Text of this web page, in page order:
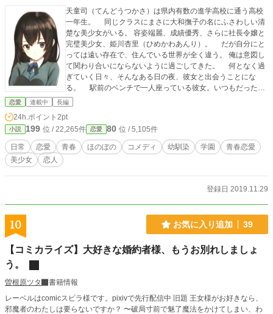
天童司（てんどうつかさ）は県内有数の進学高校に通う高校
一年生。 同じクラスにまさに大和撫子の名にふさわしい清
楚な美少女がいる。 容姿端麗、成績優秀、さらに社長令嬢と
完璧美少女、姫川杏里（ひめかわあんり）。 だが自分にと
っては遠い存在で、住んでいる世界が全く違う。 俺は意図し
て関わり合いにならないように過ごしてきた。 何となく過
ぎていく日々、そんなある日の夜、彼女と出会うことにな
る。 駅前のベンチで一人座っている彼女。いつもだったら
声もかけず通り過ぎるだろう。 しかし、その時は声をかけ
を横に置き、遠くを見つめている。 夜も遅く、普通だったら
とっくに帰宅している時間だ。 「お前こんな時間に何してる
んだ？ 早く帰れよ」 俺に目を向け、唇をかみしめながら
彼女は答える。 「天童さん？ あなたには関係の無い事よ」
触れ、徐々に主人公に惹かれていくヒロイン。 一つ屋根の
そしていつの日か二人は……。 二人の想いが通じるまでが
恋物語ではない。 想いが通じ合い、二人で歩み始めてからも
yright（C）2017-紅狐
恋愛 連載中 長編
24h.ポイント 2pt
小説 199 位 / 22,265件 恋愛 80 位 / 5,105件
日常 恋愛 青春 ほのぼの コメディ 幼馴染 学園
青春恋愛
美少女
恋人
登録日 2019.11.29
10 お気に入り追加 39
【コミカライズ】大好きな婚約者様、もうお別れしましょ
う。
曽根原ツタ
書籍情報
レーベルはcomicスピラ様です。pixivで先行配信中 旧題 王女様がお好きなら、
邪魔者のわたしは要らないですか？ 〜破局寸前で魅了魔法をかけてしまい、わ